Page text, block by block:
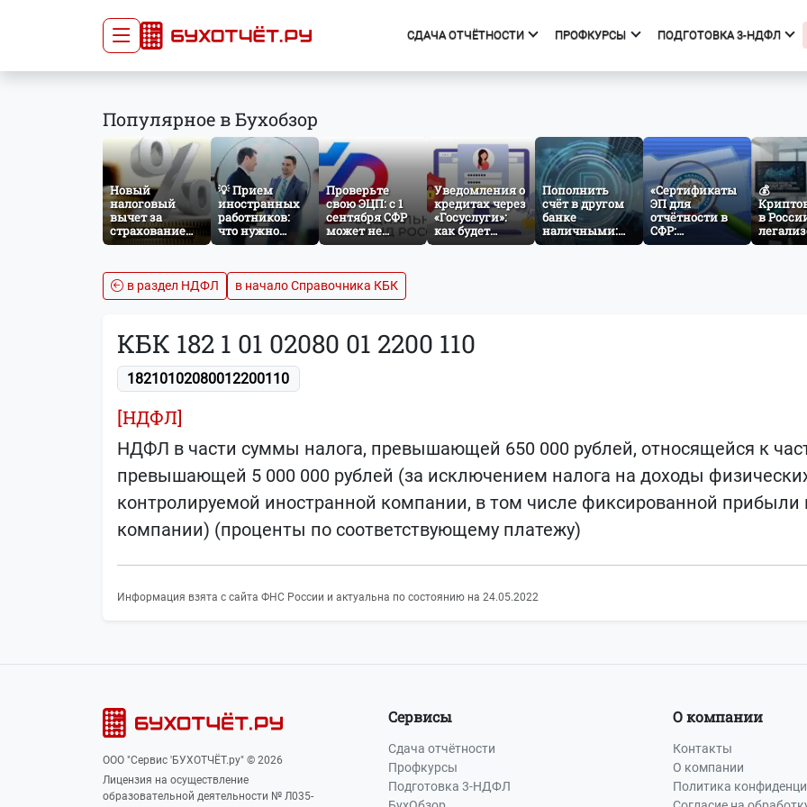
СДАЧА ОТЧЁТНОСТИ ПРОФКУРСЫ ПОДГОТОВКА 3-НДФЛ
Главная
Сдать отчёт
Тарифы
Оплата
Список курсов
Сведения об образовательной
организации
Начало
Тарифы
Получить вычет
Мастер 3-НДФЛ
Популярное в Бухобзор
Новый
налоговый
вычет за
страхование
жизни: что
сентября 2026
года
💡 Прием
иностранных
работников:
что нужно
знать
кадровику
Проверьте
свою ЭЦП: с 1
сентября СФР
может не
принять
нужного
атрибута в
сертификате
Уведомления о
кредитах через
«Госуслуги»:
как будет
работать
Пополнить
счёт в другом
банке
наличными:
как заработает
«Сертификаты
ЭП для
отчётности в
СФР:
проверяем
💰
в
что
в раздел НДФЛ
в начало Справочника КБК
КБК 182 1 01 02080 01 2200 110
18210102080012200110
[НДФЛ]
НДФЛ в части суммы налога, превышающей 650 000 рублей, относящейся к
превышающей 5 000 000 рублей (за исключением налога на доходы
контролируемой иностранной компании, в том числе фиксированной прибыли
компании) (проценты по соответствующему платежу)
Информация взята с сайта ФНС России и актуальна по состоянию на 24.05.2022
ООО "Сервис 'БУХОТЧЁТ.ру" © 2026
Лицензия на осуществление
образовательной деятельности № Л035-
Сервисы
Сдача отчётности
Профкурсы
Подготовка 3-НДФЛ
О компании
Контакты
О компании
Политика